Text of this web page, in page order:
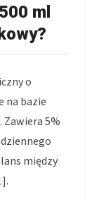
ml
o
na bazie
5%
między